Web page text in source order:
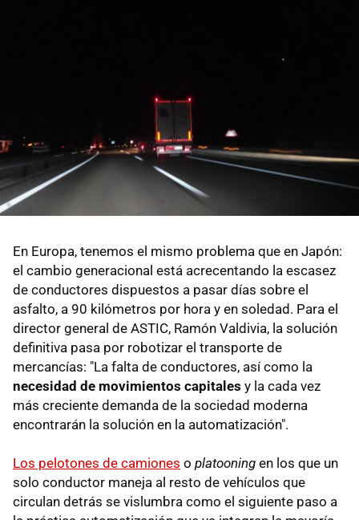
En Europa, tenemos el mismo problema que en Japón:
el cambio generacional está acrecentando la escasez
de conductores dispuestos a pasar días sobre el
asfalto, a 90 kilómetros por hora y en soledad. Para el
director general de ASTIC, Ramón Valdivia, la solución
definitiva pasa por robotizar el transporte de
mercancías: "La falta de conductores, así como la
necesidad de movimientos capitales y la cada vez
más creciente demanda de la sociedad moderna
encontrarán la solución en la automatización".
Los pelotones de camiones o platooning en los que un
solo conductor maneja al resto de vehículos que
circulan detrás se vislumbra como el siguiente paso a